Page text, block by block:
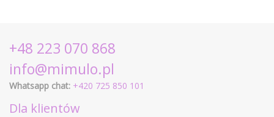
+48 223 070 868
info@mimulo.pl
Whatsapp chat: +420 725 850 101
Dla klientów